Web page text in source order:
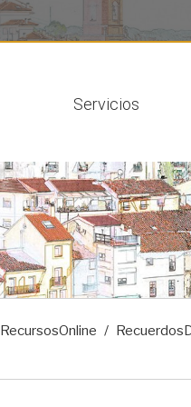
Servicios
RecursosOnline